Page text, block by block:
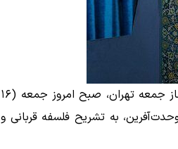
حجت‌الاسلام والمسلمین سیدمحمد حسن ابوترابی‌فرد، خطیب موقت نماز جمعه تهران، صبح امروز جمعه (۱۶
به تشریح فلسفه قربانی و